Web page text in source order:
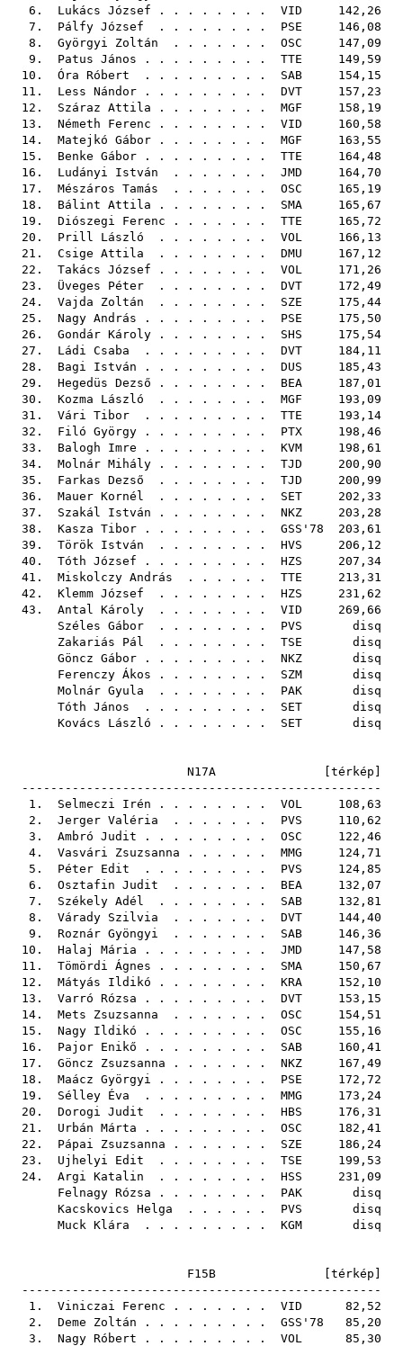
6. Lukács József . . . . . . . . VID 142,26
7. Pálfy József . . . . . . . . PSE 146,08
8. Györgyi Zoltán . . . . . . . OSC 147,09
9. Patus János . . . . . . . . . TTE 149,59
10. Óra Róbert . . . . . . . . . SAB 154,15
11. Less Nándor . . . . . . . . . DVT 157,23
12. Száraz Attila . . . . . . . . MGF 158,19
13. Németh Ferenc . . . . . . . . VID 160,58
14. Matejkó Gábor . . . . . . . . MGF 163,55
15. Benke Gábor . . . . . . . . . TTE 164,48
16. Ludányi István . . . . . . . JMD 164,70
17. Mészáros Tamás . . . . . . . OSC 165,19
18. Bálint Attila . . . . . . . . SMA 165,67
19. Diószegi Ferenc . . . . . . . TTE 165,72
20. Prill László . . . . . . . . VOL 166,13
21. Csige Attila . . . . . . . . DMU 167,12
22. Takács József . . . . . . . . VOL 171,26
23. Üveges Péter . . . . . . . . DVT 172,49
24. Vajda Zoltán . . . . . . . . SZE 175,44
25. Nagy András . . . . . . . . . PSE 175,50
26. Gondár Károly . . . . . . . . SHS 175,54
27. Ládi Csaba . . . . . . . . . DVT 184,11
28. Bagi István . . . . . . . . . DUS 185,43
29. Hegedüs Dezső . . . . . . . . BEA 187,01
30. Kozma László . . . . . . . . MGF 193,09
31. Vári Tibor . . . . . . . . . TTE 193,14
32. Filó György . . . . . . . . . PTX 198,46
33. Balogh Imre . . . . . . . . . KVM 198,61
34. Molnár Mihály . . . . . . . . TJD 200,90
35. Farkas Dezső . . . . . . . . TJD 200,99
36. Mauer Kornél . . . . . . . . SET 202,33
37. Szakál István . . . . . . . . NKZ 203,28
38. Kasza Tibor . . . . . . . . . GSS'78 203,61
39. Török István . . . . . . . . HVS 206,12
40. Tóth József . . . . . . . . . HZS 207,34
41. Miskolczy András . . . . . . TTE 213,31
42. Klemm József . . . . . . . . HZS 231,62
43. Antal Károly . . . . . . . . VID 269,66
Széles Gábor . . . . . . . . PVS disq
Zakariás Pál . . . . . . . . TSE disq
Göncz Gábor . . . . . . . . . NKZ disq
Ferenczy Ákos . . . . . . . . SZM disq
Molnár Gyula . . . . . . . . PAK disq
Tóth János . . . . . . . . . SET disq
Kovács László . . . . . . . . SET disq
N17A [ térkép
--------------------------------------------------
1. Selmeczi Irén . . . . . . . . VOL 108,63
2. Jerger Valéria . . . . . . . PVS 110,62
3. Ambró Judit . . . . . . . . . OSC 122,46
4. Vasvári Zsuzsanna . . . . . . MMG 124,71
5. Péter Edit . . . . . . . . . PVS 124,85
6. Osztafin Judit . . . . . . . BEA 132,07
7. Székely Adél . . . . . . . . SAB 132,81
8. Várady Szilvia . . . . . . . DVT 144,40
9. Roznár Gyöngyi . . . . . . . SAB 146,36
10. Halaj Mária . . . . . . . . . JMD 147,58
11. Tömördi Ágnes . . . . . . . . SMA 150,67
12. Mátyás Ildikó . . . . . . . . KRA 152,10
13. Varró Rózsa . . . . . . . . . DVT 153,15
14. Mets Zsuzsanna . . . . . . . OSC 154,51
15. Nagy Ildikó . . . . . . . . . OSC 155,16
16. Pajor Enikő . . . . . . . . . SAB 160,41
17. Göncz Zsuzsanna . . . . . . . NKZ 167,49
18. Maácz Györgyi . . . . . . . . PSE 172,72
19. Sélley Éva . . . . . . . . . MMG 173,24
20. Dorogi Judit . . . . . . . . HBS 176,31
21. Urbán Márta . . . . . . . . . OSC 182,41
22. Pápai Zsuzsanna . . . . . . . SZE 186,24
23. Ujhelyi Edit . . . . . . . . TSE 199,53
24. Argi Katalin . . . . . . . . HSS 231,09
Felnagy Rózsa . . . . . . . . PAK disq
Kacskovics Helga . . . . . . PVS disq
Muck Klára . . . . . . . . . KGM disq
F15B [ térkép
--------------------------------------------------
1. Viniczai Ferenc . . . . . . . VID 82,52
2. Deme Zoltán . . . . . . . . . GSS'78 85,20
3. Nagy Róbert . . . . . . . . . VOL 85,30